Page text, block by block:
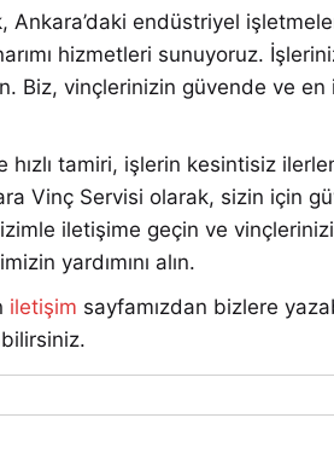
endüstriyel
hizmetleri sunuyoruz.
Biz, vinçlerinizin güvende ve en
hızlı tamiri, işlerin kesintisiz
Vinç Servisi olarak, sizin için
iletişime geçin ve
yardımını alın.
iletişim sayfamızdan bizlere